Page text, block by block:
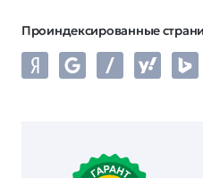
Проиндексированные